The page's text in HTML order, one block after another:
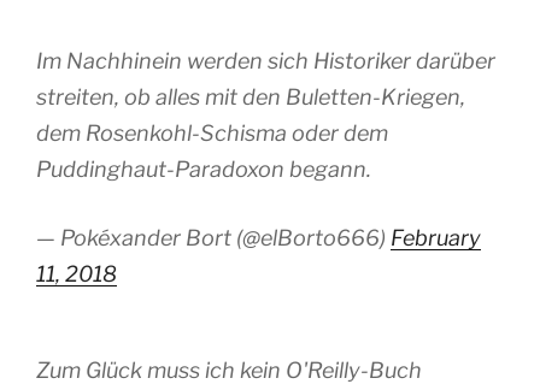
Im Nachhinein werden sich Historiker darüber
streiten, ob alles mit den Buletten-Kriegen,
dem Rosenkohl-Schisma oder dem
Puddinghaut-Paradoxon begann.
— Pokéxander Bort (@elBorto666) February
11, 2018
Zum Glück muss ich kein O'Reilly-Buch